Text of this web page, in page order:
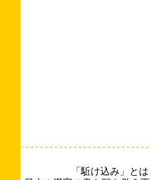
「駈け込み」と